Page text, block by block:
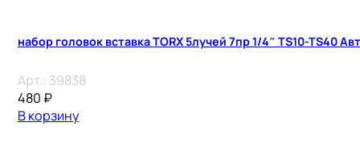
набор головок вставка TORX 5лучей 7пр 1/4″ TS10-TS40
Арт.: 39838
480 ₽
В корзину